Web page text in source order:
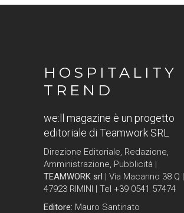
HOSPITALITY
TREND
we:ll magazine è un progetto
editoriale di Teamwork SRL
Direzione Editoriale, Redazione,
Amministrazione, Pubblicità |
TEAMWORK srl | Via Macanno 38 Q |
47923 RIMINI | Tel +39 0541 57474
Editore: Mauro Santinato